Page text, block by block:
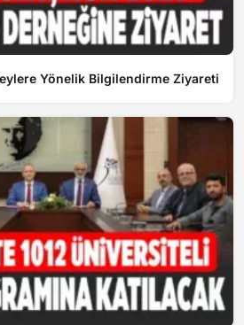
Yönelik Bilgilendirme Ziyareti